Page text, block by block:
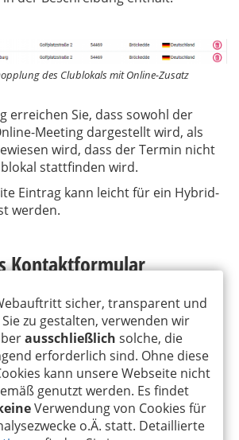
des Clublokals mit Online-Zusatz
erreichen Sie, dass sowohl der
Meeting dargestellt wird, als
wird, dass der Termin nicht
stattfinden wird.
Eintrag kann leicht für ein Hybrid-
werden.
Kontaktformular
Clubs, i.d.R.
.rotary.de befindet
Wird dieses genutzt, dann
eine E-Mail. Legen Sie fest, an
diese E-Mail weitergeleitet
nutzen Sie dieE-Mail-ArtRO.Web
Empfänger-E-Mail-Adresse ein.
sicher, transparent und
zu gestalten, verwenden wir
ausschließlich solche, die
erforderlich sind. Ohne diese
kann unsere Webseite nicht
genutzt werden. Es findet
Verwendung von Cookies für
o.Ä. statt. Detaillierte